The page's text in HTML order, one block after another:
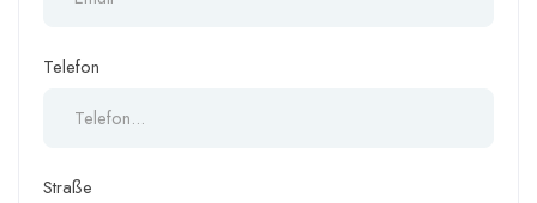
Telefon
Straße